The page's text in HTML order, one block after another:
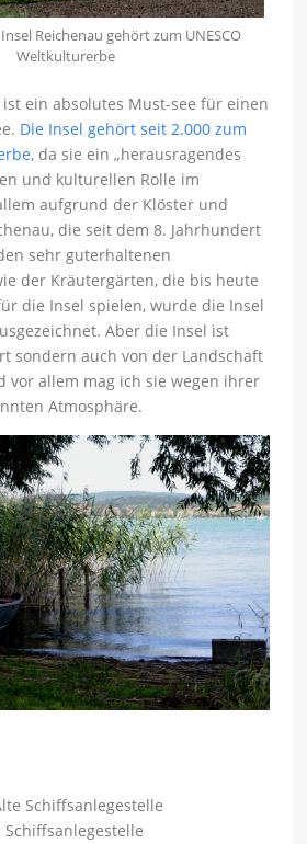
Reichenau gehört zum UNESCO
Weltkulturerbe
ist ein absolutes Must-see für einen
Die Insel gehört seit 2.000 zum
, da sie ein „herausragendes
und kulturellen Rolle im
aufgrund der Klöster und
die seit dem 8. Jahrhundert
sehr guterhaltenen
der Kräutergärten, die bis heute
die Insel spielen, wurde die Insel
Aber die Insel ist
sondern auch von der Landschaft
vor allem mag ich sie wegen ihrer
Atmosphäre.
Schiffsanlegestelle